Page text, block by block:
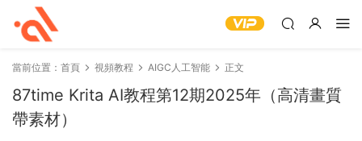
當前位置： 首頁 視頻教程 AIGC人工智能 正文
87time Krita AI教程第12期2025年（高清畫質
帶素材）